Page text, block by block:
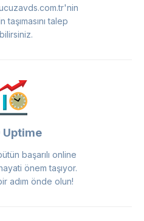
talep
Uptime
başarılı online
önem taşıyor.
adım önde olun!